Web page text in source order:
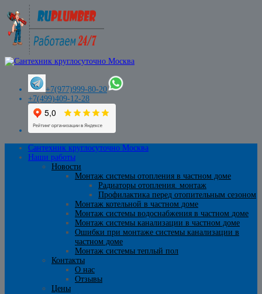
+7(977)999-80-20
+7(499)409-12-28
Сантехник круглосуточно Москва
Наши работы
Новости
Монтаж системы отопления в частном доме
Радиаторы отопления. монтаж
Профилактика перед отопительным сезоном
Монтаж котельной в частном доме
Монтаж системы водоснабжения в частном доме
Монтаж системы канализации в частном доме
Ошибки при монтаже системы канализации в
частном доме
Монтаж системы теплый пол
Контакты
О нас
Отзывы
Цены